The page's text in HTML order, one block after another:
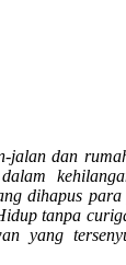
jalan dan
dihapus
tanpa
yang